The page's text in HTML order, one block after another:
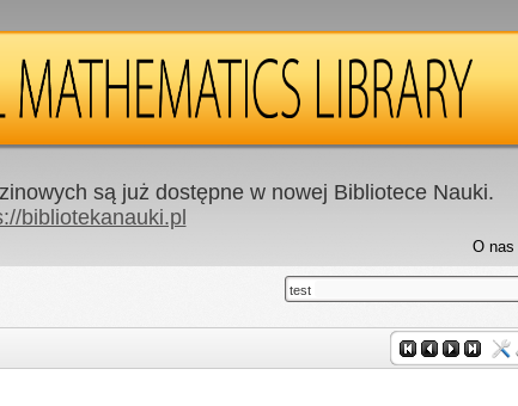
są już dostępne w nowej Bibliotece Nauki.
bibliotekanauki.pl
O nas
test